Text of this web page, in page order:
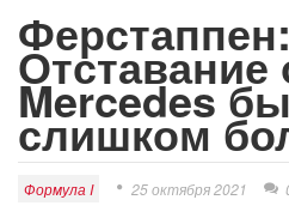
Ферстаппен:
Отставание
Mercedes
слишком
Формула I 25 октября 2021